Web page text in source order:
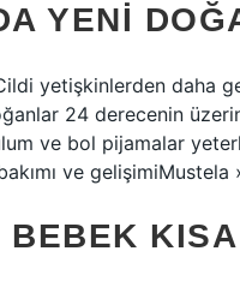
YENI
yetişkinlerden daha
24 derecenin
ve bol pijamalar
ve gelişimiMustela
BEBEK